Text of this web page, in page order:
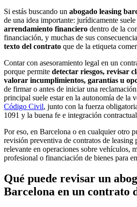
Si estás buscando un abogado leasing
de una idea importante: jurídicamente suele
arrendamiento financiero dentro de la
financiación, y muchas de sus
texto del contrato que de la etiqueta
Contar con asesoramiento legal en un
porque permite detectar riesgos, revisar
valorar incumplimientos, garantías u
de firmar o antes de iniciar una
principal suele estar en la autonomía de la
Código Civil, junto con la fuerza
1091 y la buena fe e integración
Por eso, en Barcelona o en cualquier otro
revisión preventiva de contratos de leasing
relevante en operaciones sobre vehículos,
profesional o financiación de bienes para
Qué puede revisar un
Barcelona en un contrato